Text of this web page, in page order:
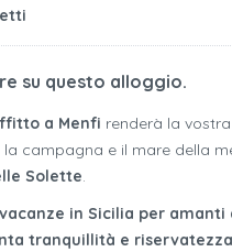
su questo alloggio.
a Menfi renderà la vostra
campagna e il mare della
Solette.
in Sicilia per amanti
tranquillità e riservatezza